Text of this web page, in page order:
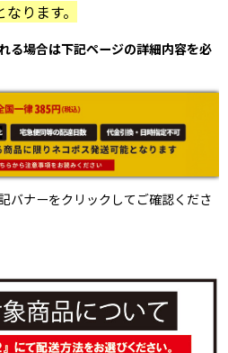
ります。
る場合は下記ページの詳細内容を必
バナーをクリックしてご確認くださ